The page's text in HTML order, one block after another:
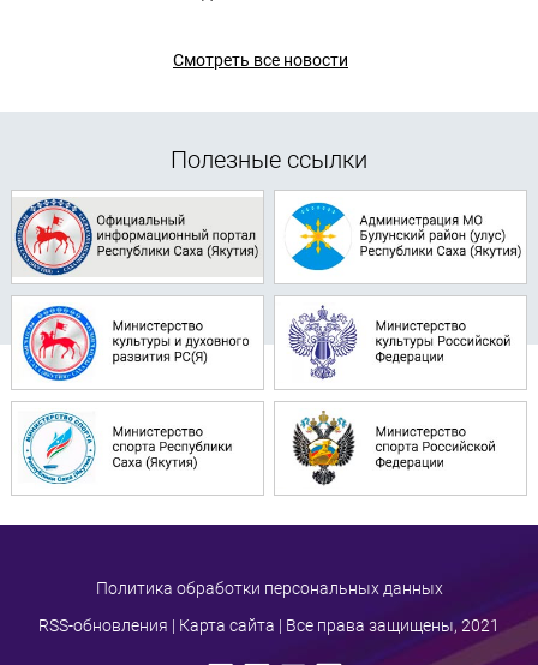
Смотреть все новости
Полезные ссылки
Политика обработки персональных данных
RSS-обновления | Карта сайта | Все права защищены, 2021